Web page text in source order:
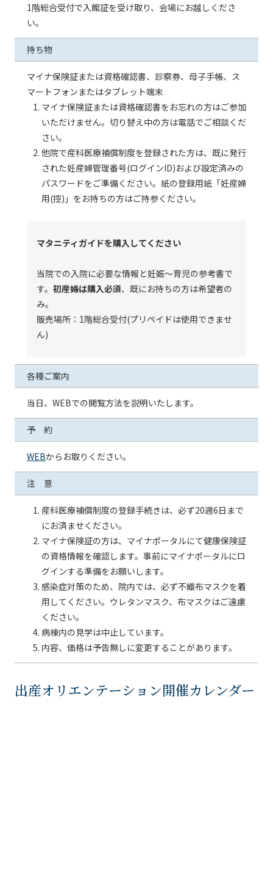
1階総合受付で入館証を受け取り、会場にお越しくださ
い。
持ち物
マイナ保険証または資格確認書、診察券、母子手帳、ス
マートフォンまたはタブレット端末
マイナ保険証または資格確認書をお忘れの方はご参加
いただけません。切り替え中の方は電話でご相談くだ
さい。
他院で産科医療補償制度を登録された方は、既に発行
された妊産婦管理番号(ログインID)および設定済みの
パスワードをご準備ください。紙の登録用紙「妊産婦
用(控)」をお持ちの方はご持参ください。
マタニティガイドを購入してください
当院での入院に必要な情報と妊娠～育児の参考書で
す。 初産婦は購入必須、既にお持ちの方は希望者の
み。
販売場所：1階総合受付(プリペイドは使用できませ
ん)
各種ご案内
当日、WEBでの閲覧方法を説明いたします。
予 約
WEBからお取りください。
注 意
産科医療補償制度の登録手続きは、必ず20週6日まで
にお済ませください。
マイナ保険証の方は、マイナポータルにて健康保険証
の資格情報を確認します。事前にマイナポータルにロ
グインする準備をお願いします。
感染症対策のため、院内では、必ず不織布マスクを着
用してください。ウレタンマスク、布マスクはご遠慮
ください。
病棟内の見学は中止しています。
内容、価格は予告無しに変更することがあります。
出産オリエンテーション開催カレンダー